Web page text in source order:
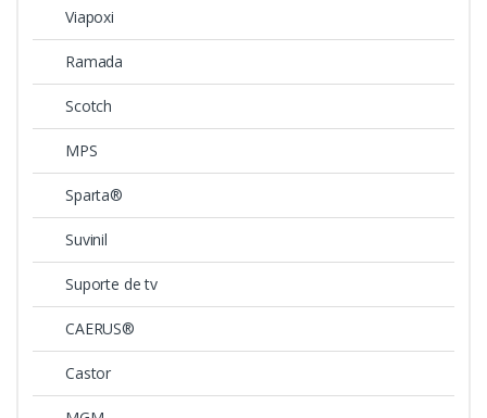
Viapoxi
Ramada
Scotch
MPS
Sparta®
Suvinil
Suporte de tv
CAERUS®
Castor